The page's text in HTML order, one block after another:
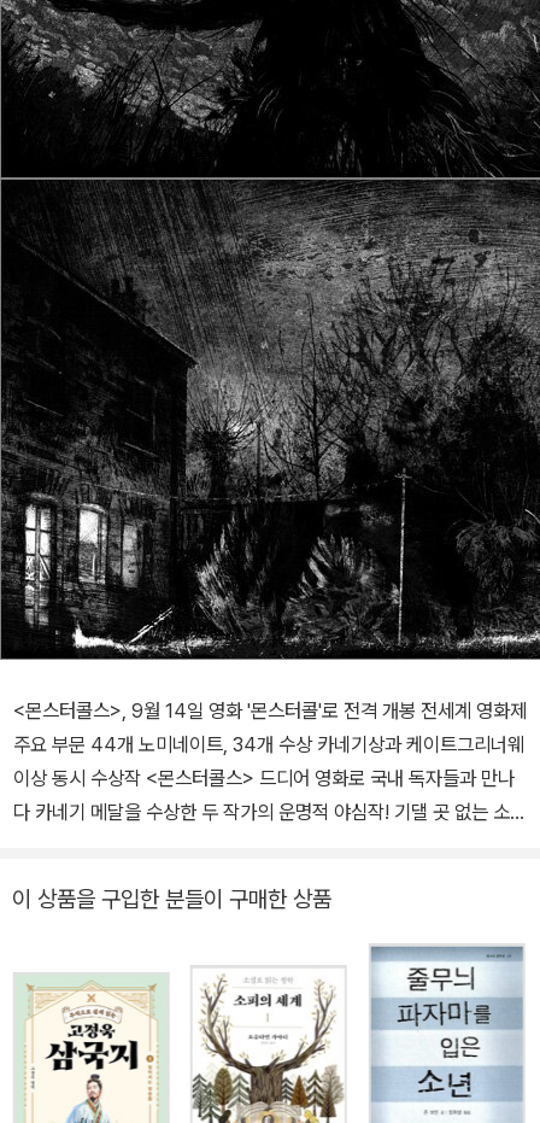
<몬스터콜스>, 9월 14일 영화 '몬스터콜'로 전격 개봉 전세계 영화제
주요 부문 44개 노미네이트, 34개 수상 카네기상과 케이트그리너웨
이상 동시 수상작 <몬스터콜스> 드디어 영화로 국내 독자들과 만나
다 카네기 메달을 수상한 두 작가의 운명적 야심작! 기댈 곳 없는 소년
최고의 청소년소설 작가, 두 사람이 탄생시킨 대작! <몬스터 콜스>는
책이 인간을 자유롭게 한다는 강한 신념으로 새로운 메시지를 담은
책 <그래도 죽지 마>로 2009년 카네기 메달을 수상한 시본 도우드
가 작품을 구상하고, 이메일, 트위터, 문자 등의 과도한 정보로 개인의
사생활이 심각하게 침해받는 현실을 비판한 <카오스워킹> 시리즈로
2011년 카네기 메달을 수상한 패트릭 네스가 완성한 작품이다. 카네
기 메달은 문학상 가운데 매우 특별한 의미를 지닌다. 상금이 없으며,
이 상품을 구입한 분들이 구매한 상품